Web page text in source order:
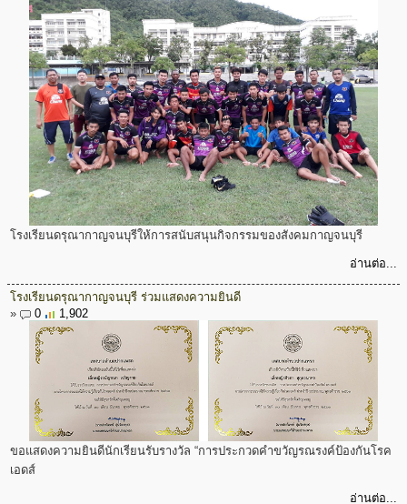
โรงเรียนดรุณากาญจนบุรีให้การสนับสนุนกิจกรรมของสังคมกาญจนบุรี
อ่านต่อ...
โรงเรียนดรุณากาญจนบุรี ร่วมแสดงความยินดี
»
0 1,902
ขอแสดงความยินดีนักเรียนรับรางวัล “การประกวดคำขวัญรณรงค์ป้องกันโรค
เอดส์
อ่านต่อ...